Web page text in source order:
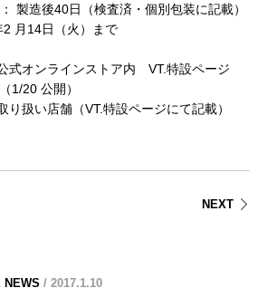
製造後40日（検査済・個別包装に記載）
月14日（火）まで
式オンラインストア内 VT.特設ページ
1/20 公開）
り扱い店舗（VT.特設ページにて記載）
NEXT
NEWS / 2017.1.10